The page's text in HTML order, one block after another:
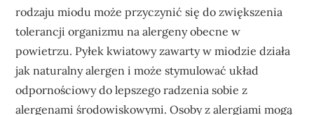
rodzaju miodu może przyczynić się do zwiększenia
tolerancji organizmu na alergeny obecne w
powietrzu. Pyłek kwiatowy zawarty w miodzie działa
jak naturalny alergen i może stymulować układ
odpornościowy do lepszego radzenia sobie z
alergenami środowiskowymi. Osoby z alergiami mogą